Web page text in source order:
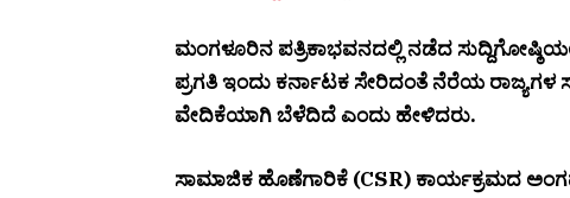
ಮಂಗಳೂರಿನ ಪತ್ರಿಕಾಭವನದಲ್ಲಿ ನಡೆದ
ಪ್ರಗತಿ ಇಂದು ಕರ್ನಾಟಕ ಸೇರಿದಂತೆ ನೆರೆಯ ರಾಜ್ಯಗಳ
ವೇದಿಕೆಯಾಗಿ ಬೆಳೆದಿದೆ ಎಂದು ಹೇಳಿದರು.
ಸಾಮಾಜಿಕ ಹೊಣೆಗಾರಿಕೆ (CSR) ಕಾರ್ಯಕ್ರಮದ